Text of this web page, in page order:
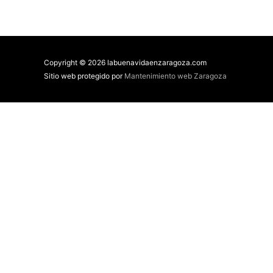
Copyright © 2026 labuenavidaenzaragoza.com
Sitio web protegido por Mantenimiento web Zaragoza